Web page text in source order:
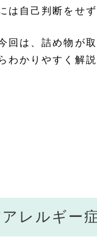
は自己判断をせ
回は、詰め物が
わかりやすく解説
レルギー